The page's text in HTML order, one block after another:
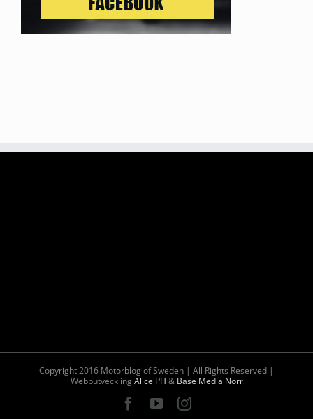
Copyright 2016 Motorblog of Sweden | All Rights Reserved |
WebbutvecklingAlice PH & Base Media Norr
Facebook
YouTubeInstagram